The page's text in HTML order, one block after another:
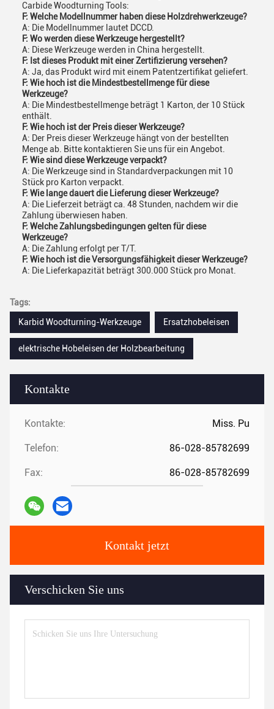
Kontakte
Kontakte: Miss. Pu
Telefon: 86-028-85782699
Fax: 86-028-85782699
Kontakt jetzt
Verschicken Sie uns
Carbide Woodturning Tools:
F: Welche Modellnummer haben diese Holzdrehwerkzeuge?
A: Die Modellnummer lautet DCCD.
F: Wo werden diese Werkzeuge hergestellt?
A: Diese Werkzeuge werden in China hergestellt.
F: Ist dieses Produkt mit einer Zertifizierung versehen?
A: Ja, das Produkt wird mit einem Patentzertifikat geliefert.
F: Wie hoch ist die Mindestbestellmenge für diese
Werkzeuge?
A: Die Mindestbestellmenge beträgt 1 Karton, der 10 Stück
enthält.
F: Wie hoch ist der Preis dieser Werkzeuge?
A: Der Preis dieser Werkzeuge hängt von der bestellten
Menge ab. Bitte kontaktieren Sie uns für ein Angebot.
F: Wie sind diese Werkzeuge verpackt?
A: Die Werkzeuge sind in Standardverpackungen mit 10
Stück pro Karton verpackt.
F: Wie lange dauert die Lieferung dieser Werkzeuge?
A: Die Lieferzeit beträgt ca. 48 Stunden, nachdem wir die
Zahlung überwiesen haben.
F: Welche Zahlungsbedingungen gelten für diese
Werkzeuge?
A: Die Zahlung erfolgt per T/T.
F: Wie hoch ist die Versorgungsfähigkeit dieser Werkzeuge?
A: Die Lieferkapazität beträgt 300.000 Stück pro Monat.
Tags:
Karbid Woodturning-Werkzeuge
Ersatzhobeleisen
elektrische Hobeleisen der Holzbearbeitung